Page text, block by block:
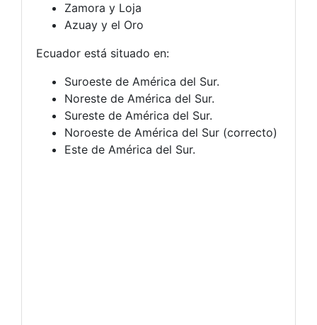
Zamora y Loja
Azuay y el Oro
Ecuador está situado en:
Suroeste de América del Sur.
Noreste de América del Sur.
Sureste de América del Sur.
Noroeste de América del Sur (correcto)
Este de América del Sur.